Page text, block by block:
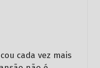
cada vez mais